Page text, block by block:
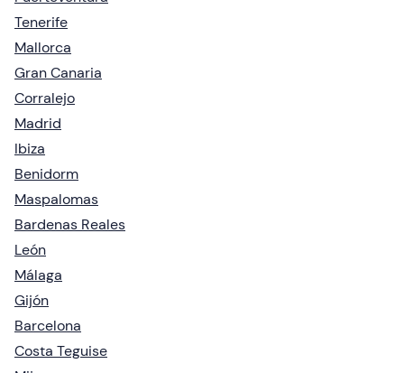
Tenerife
Mallorca
Gran Canaria
Corralejo
Madrid
Ibiza
Benidorm
Maspalomas
Bardenas Reales
León
Málaga
Gijón
Barcelona
Costa Teguise